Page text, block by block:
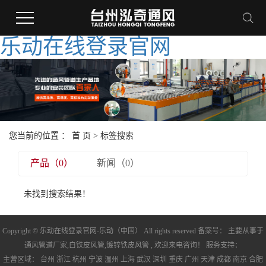
乐动在线登录官网
您当前的位置 ： 首 页 > 标签搜索
产品（0） 新闻（0）
未找到搜索结果！
Copyright © 乐动在线登录官网-乐动（中国） All rights reserved 备案号： 主要从事于
通风管道厂家, 白铁皮风管,镀锌铁皮风管 , 欢迎来电咨询！ 服务支持：
主营区域： 台州 浙江 杭州 宁波 温州 上海 武汉 深圳 重庆 广州 天津 成都 南京 合肥